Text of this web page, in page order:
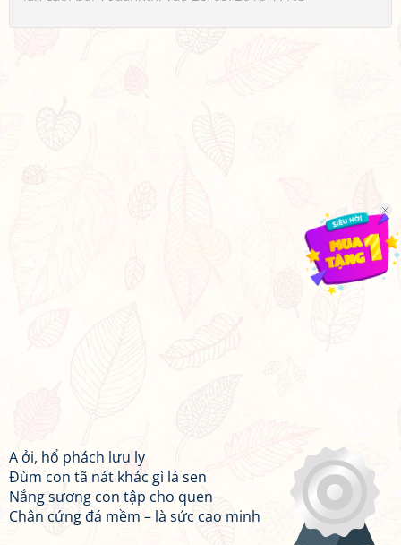
A ởi, hổ phách lưu ly
Đùm con tã nát khác gì lá sen
Nắng sương con tập cho quen
Chân cứng đá mềm – là sức cao minh